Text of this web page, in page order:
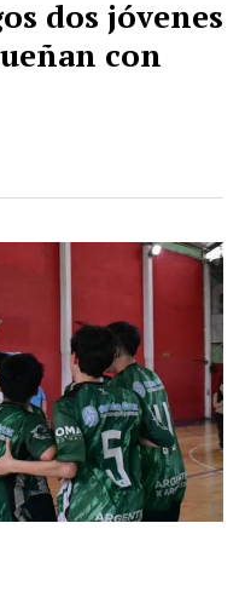
dos jóvenes
con